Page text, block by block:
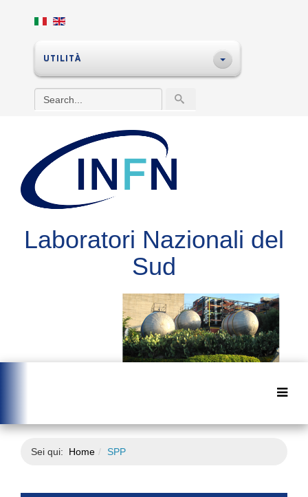
UTILITÀ
Laboratori Nazionali del
Sud
Sei qui: Home SPP